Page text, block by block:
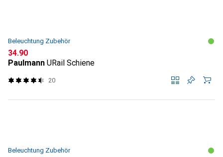
Beleuchtung Zubehör
CHF
34.90
Paulmann URail Schiene
20
Beleuchtung Zubehör